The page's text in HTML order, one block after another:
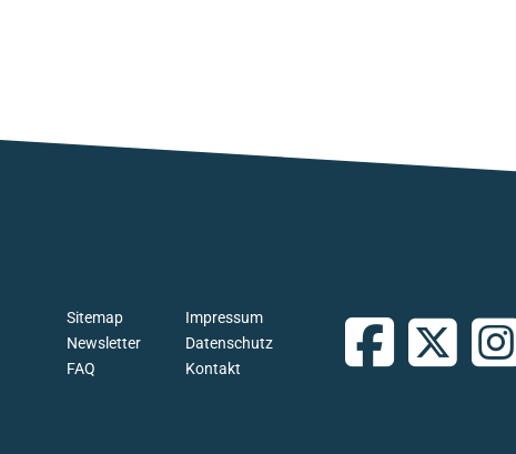
FAQ
Newsletter
Sitemap
Kontakt
Datenschutz
Impressum